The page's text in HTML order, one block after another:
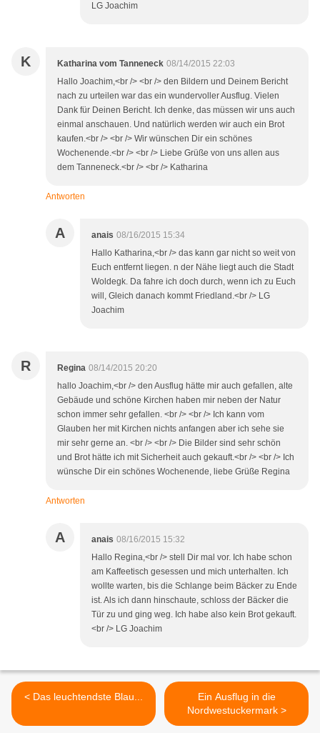
LG Joachim
K Katharina vom Tanneneck 08/14/2015 22:03
Hallo Joachim,<br /> <br /> den Bildern und Deinem Bericht
nach zu urteilen war das ein wundervoller Ausflug. Vielen
Dank für Deinen Bericht. Ich denke, das müssen wir uns auch
einmal anschauen. Und natürlich werden wir auch ein Brot
kaufen.<br /> <br /> Wir wünschen Dir ein schönes
Wochenende.<br /> <br /> Liebe Grüße von uns allen aus
dem Tanneneck.<br /> <br /> Katharina
Antworten
A anais 08/16/2015 15:34
Hallo Katharina,<br /> das kann gar nicht so weit von
Euch entfernt liegen. n der Nähe liegt auch die Stadt
Woldegk. Da fahre ich doch durch, wenn ich zu Euch
will, Gleich danach kommt Friedland.<br /> LG
Joachim
R Regina 08/14/2015 20:20
hallo Joachim,<br /> den Ausflug hätte mir auch gefallen, alte
Gebäude und schöne Kirchen haben mir neben der Natur
schon immer sehr gefallen. <br /> <br /> Ich kann vom
Glauben her mit Kirchen nichts anfangen aber ich sehe sie
mir sehr gerne an. <br /> <br /> Die Bilder sind sehr schön
und Brot hätte ich mit Sicherheit auch gekauft.<br /> <br /> Ich
wünsche Dir ein schönes Wochenende, liebe Grüße Regina
Antworten
A anais 08/16/2015 15:32
Hallo Regina,<br /> stell Dir mal vor. Ich habe schon
am Kaffeetisch gesessen und mich unterhalten. Ich
wollte warten, bis die Schlange beim Bäcker zu Ende
ist. Als ich dann hinschaute, schloss der Bäcker die
Tür zu und ging weg. Ich habe also kein Brot gekauft.
<br /> LG Joachim
< Das leuchtendste Blau...
Ein Ausflug in die
Nordwestuckermark >